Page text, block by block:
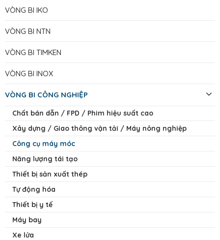
VÒNG BI IKO
VÒNG BI NTN
VÒNG BI TIMKEN
VÒNG BI INOX
VÒNG BI CÔNG NGHIỆP
Chất bán dẫn / FPD / Phim hiệu suất cao
Xây dựng / Giao thông vận tải / Máy nông nghiệp
Công cụ máy móc
Năng lượng tái tạo
Thiết bị sản xuất thép
Tự động hóa
Thiết bị y tế
Máy bay
Xe lửa